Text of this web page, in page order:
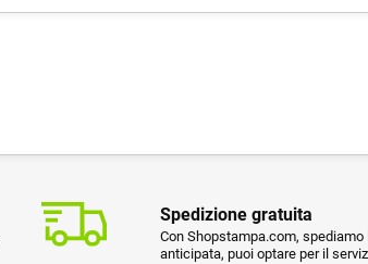
Spedizione gratuita
Con Shopstampa.com,
anticipata, puoi optare per il